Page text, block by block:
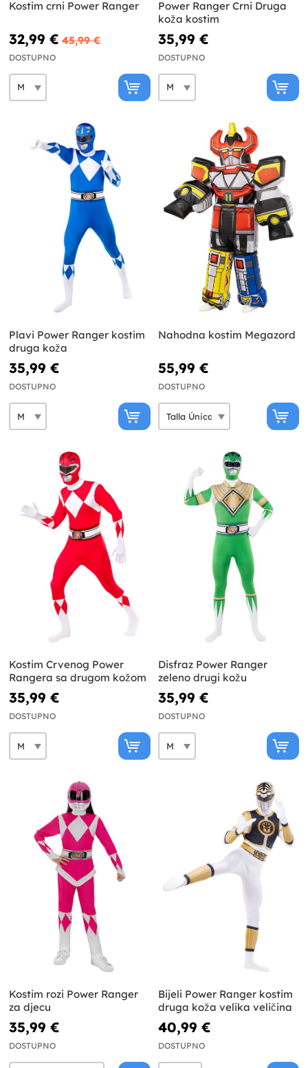
Kostim crni Power Ranger
32,99 € 45,99 €
DOSTUPNO
Power Ranger Crni Druga
koža kostim
35,99 €
DOSTUPNO
Plavi Power Ranger kostim
druga koža
35,99 €
DOSTUPNO
Nahodna kostim Megazord
55,99 €
DOSTUPNO
Kostim Crvenog Power
Rangera sa drugom kožom
35,99 €
DOSTUPNO
Disfraz Power Ranger
zeleno drugi kožu
35,99 €
DOSTUPNO
Kostim rozi Power Ranger
za djecu
35,99 €
DOSTUPNO
Bijeli Power Ranger kostim
druga koža velika veličina
40,99 €
DOSTUPNO